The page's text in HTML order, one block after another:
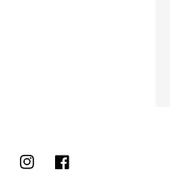
فيسبوكانستجرام